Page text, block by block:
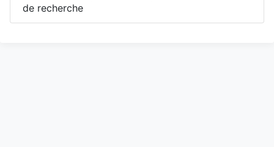
de recherche